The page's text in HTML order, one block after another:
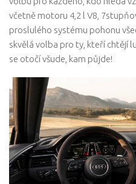
včetně motoru 4,2 l V8,
proslulého systému pohonu
skvělá volba pro ty, kteří chtějí
se otočí všude, kam půjde!